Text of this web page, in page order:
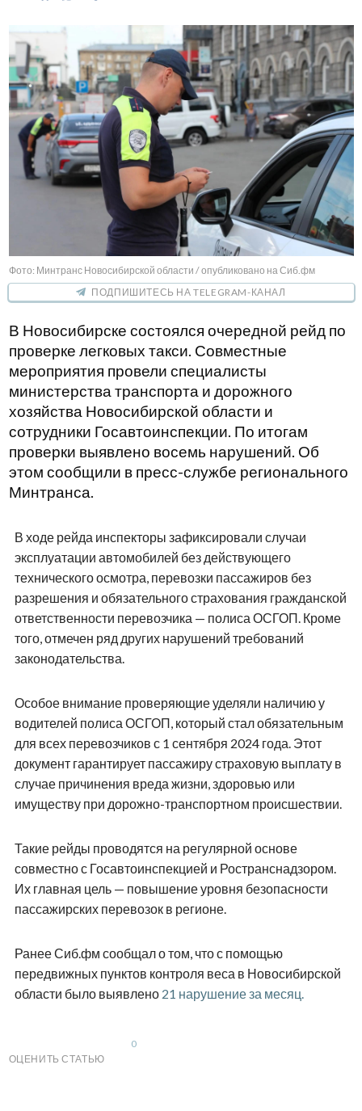
Фото: Минтранс Новосибирской области / опубликовано на Сиб.фм
ПОДПИШИТЕСЬ НА TELEGRAM-КАНАЛ
В Новосибирске состоялся очередной рейд по
проверке легковых такси. Совместные
мероприятия провели специалисты
министерства транспорта и дорожного
хозяйства Новосибирской области и
сотрудники Госавтоинспекции. По итогам
проверки выявлено восемь нарушений. Об
этом сообщили в пресс-службе регионального
Минтранса.
В ходе рейда инспекторы зафиксировали случаи
эксплуатации автомобилей без действующего
технического осмотра, перевозки пассажиров без
разрешения и обязательного страхования гражданской
ответственности перевозчика — полиса ОСГОП. Кроме
того, отмечен ряд других нарушений требований
законодательства.
Особое внимание проверяющие уделяли наличию у
водителей полиса ОСГОП, который стал обязательным
для всех перевозчиков с 1 сентября 2024 года. Этот
документ гарантирует пассажиру страховую выплату в
случае причинения вреда жизни, здоровью или
имуществу при дорожно-транспортном происшествии.
Такие рейды проводятся на регулярной основе
совместно с Госавтоинспекцией и Ространснадзором.
Их главная цель — повышение уровня безопасности
пассажирских перевозок в регионе.
Ранее Сиб.фм сообщал о том, что с помощью
передвижных пунктов контроля веса в Новосибирской
области было выявлено 21 нарушение за месяц.
ОЦЕНИТЬ СТАТЬЮ
0